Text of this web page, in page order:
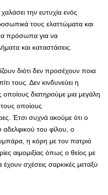
την ευτυχία ενός
τους ελαττώματα και
πρόσωπα για να
και καταστάσεις.
διότι δεν προσέχουν ποια
τους. Δεν κινδυνεύει η
διατηρούμε μια μεγάλη
οποίους
Έτσι συχνά ακούμε ότι ο
αδελφικού του φίλου, ο
η κόρη με τον πατριό
αιμομιξίας όπως ο θείος με
σχέσεις σαρκικές μεταξύ